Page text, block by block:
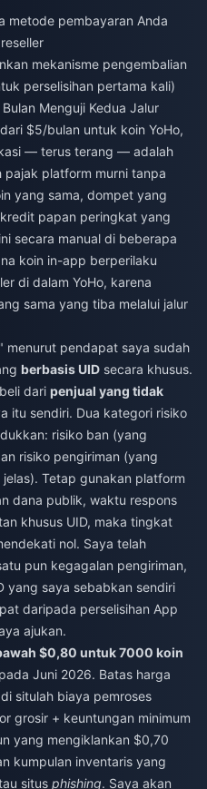
metode pembayaran Anda
mekanisme pengembalian
perselisihan pertama kali)
Menguji Kedua Jalur
$5/bulan untuk koin YoHo,
— terus terang — adalah
pajak platform murni tanpa
yang sama, dompet yang
papan peringkat yang
secara manual di beberapa
koin in-app berperilaku
di dalam YoHo, karena
sama yang tiba melalui jalur
menurut pendapat saya sudah
berbasis UID secara khusus.
dari penjual yang tidak
itu sendiri. Dua kategori risiko
risiko ban (yang
risiko pengiriman (yang
Tetap gunakan platform
dana publik, waktu respons
khusus UID, maka tingkat
nol. Saya telah
pun kegagalan pengiriman,
yang saya sebabkan sendiri
daripada perselisihan App
ajukan.
$0,80 untuk 7000 koin
pada Juni 2026. Batas harga
situlah biaya pemroses
grosir + keuntungan minimum
yang mengiklankan $0,70
kumpulan inventaris yang
situs phishing. Saya akan